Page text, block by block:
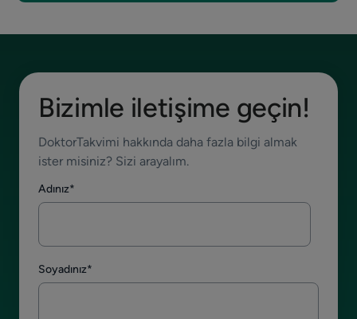
Bizimle iletişime geçin!
DoktorTakvimi hakkında daha fazla bilgi almak
ister misiniz? Sizi arayalım.
Adınız*
Soyadınız*